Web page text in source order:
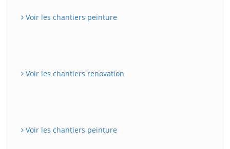
Voir les chantiers peinture
Voir les chantiers renovation
Voir les chantiers peinture